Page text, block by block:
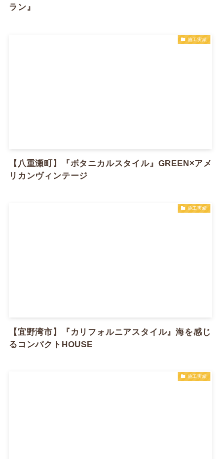
ラン』
施工実績
【八重瀬町】『ボタニカルスタイル』GREEN×アメ
リカンヴィンテージ
施工実績
【宜野湾市】『カリフォルニアスタイル』​海を感じ
るコンパクトHOUSE
施工実績